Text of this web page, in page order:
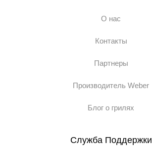
О нас
Контакты
Партнеры
Производитель Weber
Блог о грилях
Служба Поддержки